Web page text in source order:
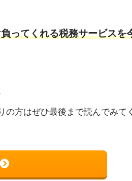
ってくれる税務サービスを
の方はぜひ最後まで読んでみて